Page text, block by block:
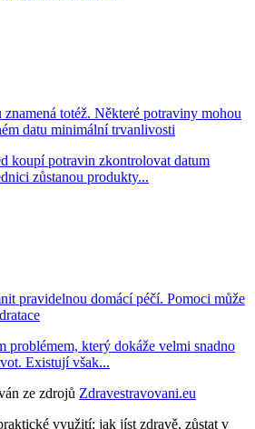
totéž. Některé potraviny mohou
datu minimální trvanlivosti
koupí potravin zkontrolovat datum
zůstanou produkty...
pravidelnou domácí péčí. Pomoci může
problémem, který dokáže velmi snadno
Existují však...
ze zdrojů Zdravestravovani.eu
využití: jak jíst zdravě, zůstat v